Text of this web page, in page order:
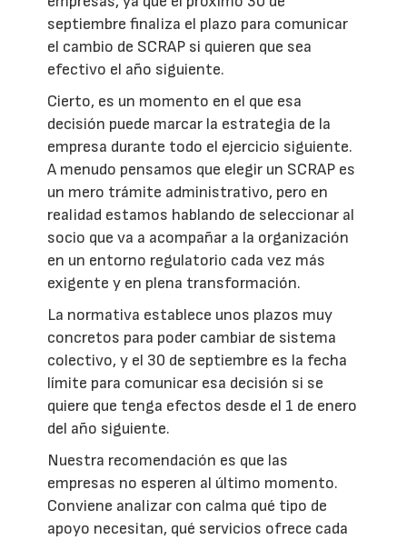
septiembre finaliza el plazo para comunicar
el cambio de SCRAP si quieren que sea
efectivo el año siguiente.
Cierto, es un momento en el que esa
decisión puede marcar la estrategia de la
empresa durante todo el ejercicio siguiente.
A menudo pensamos que elegir un SCRAP es
un mero trámite administrativo, pero en
realidad estamos hablando de seleccionar al
socio que va a acompañar a la organización
en un entorno regulatorio cada vez más
exigente y en plena transformación.
La normativa establece unos plazos muy
concretos para poder cambiar de sistema
colectivo, y el 30 de septiembre es la fecha
límite para comunicar esa decisión si se
quiere que tenga efectos desde el 1 de enero
del año siguiente.
Nuestra recomendación es que las
empresas no esperen al último momento.
Conviene analizar con calma qué tipo de
apoyo necesitan, qué servicios ofrece cada